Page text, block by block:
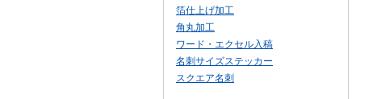
箔仕上げ加工
角丸加工
ワード・エクセル入稿
名刺サイズステッカー
スクエア名刺